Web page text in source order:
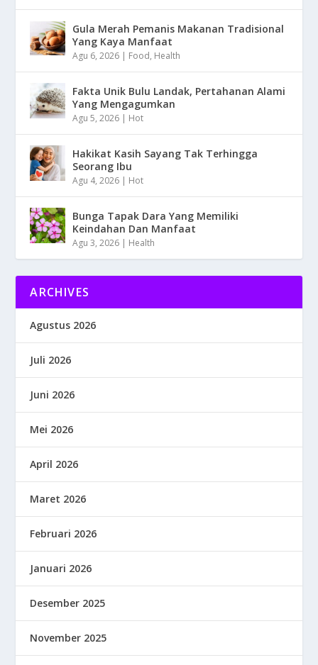
Gula Merah Pemanis Makanan Tradisional
Yang Kaya Manfaat
Agu 6, 2026 | Food, Health
Fakta Unik Bulu Landak, Pertahanan Alami
Yang Mengagumkan
Agu 5, 2026 | Hot
Hakikat Kasih Sayang Tak Terhingga
Seorang Ibu
Agu 4, 2026 | Hot
Bunga Tapak Dara Yang Memiliki
Keindahan Dan Manfaat
Agu 3, 2026 | Health
ARCHIVES
Agustus 2026
Juli 2026
Juni 2026
Mei 2026
April 2026
Maret 2026
Februari 2026
Januari 2026
Desember 2025
November 2025